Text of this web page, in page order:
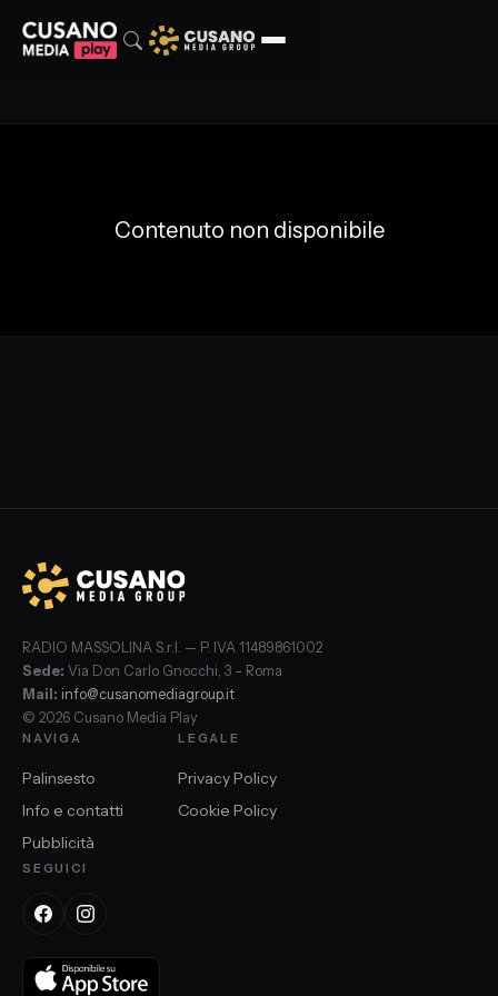
Contenuto non disponibile
RADIO MASSOLINA S.r.l. — P. IVA 11489861002
Sede: Via Don Carlo Gnocchi, 3 – Roma
Mail: info@cusanomediagroup.it
© 2026 Cusano Media Play
NAVIGA
Palinsesto
Info e contatti
Pubblicità
LEGALE
Privacy Policy
Cookie Policy
SEGUICI